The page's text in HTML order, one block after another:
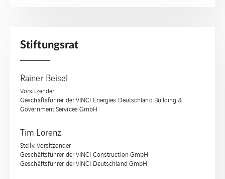
Stiftungsrat
Rainer Beisel
Vorsitzender
Geschäftsführer der VINCI Energies Deutschland Building &
Government Services GmbH
Tim Lorenz
Stellv. Vorsitzender
Geschäftsführer der VINCI Construction GmbH
Geschäftsführer der VINCI Deutschland GmbH